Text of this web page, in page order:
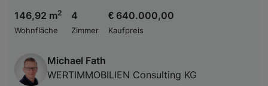
146,92 m2
Wohnfläche
4
Zimmer
€ 640.000,00
Kaufpreis
Michael Fath
WERTIMMOBILIEN Consulting KG